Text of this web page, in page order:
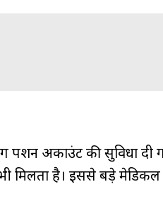
अकाउंट की सुविधा दी
मिलता है। इससे बड़े मेडिकल